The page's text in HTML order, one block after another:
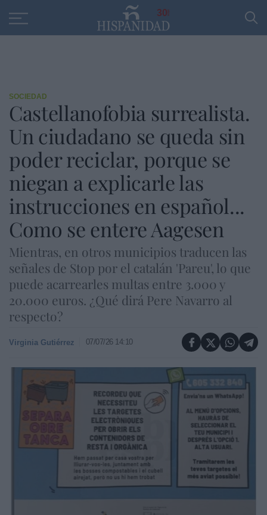
30
SOCIEDAD
Castellanofobia surrealista.
Un ciudadano se queda sin
poder reciclar, porque se
niegan a explicarle las
instrucciones en español...
Como se entere Aagesen
Mientras, en otros municipios traducen las
señales de Stop por el catalán 'Pareu', lo que
puede acarrearles multas entre 3.000 y
20.000 euros. ¿Qué dirá Pere Navarro al
respecto?
Virginia Gutiérrez 07/07/26 14:10